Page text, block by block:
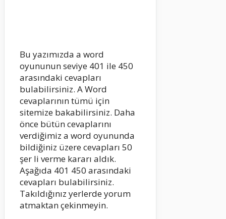
Bu yazımızda a word
oyununun seviye 401 ile 450
arasındaki cevapları
bulabilirsiniz. A Word
cevaplarının tümü için
sitemize bakabilirsiniz. Daha
önce bütün cevaplarını
verdiğimiz a word oyununda
bildiğiniz üzere cevapları 50
şer li verme kararı aldık.
Aşağıda 401 450 arasındaki
cevapları bulabilirsiniz.
Takıldığınız yerlerde yorum
atmaktan çekinmeyin.